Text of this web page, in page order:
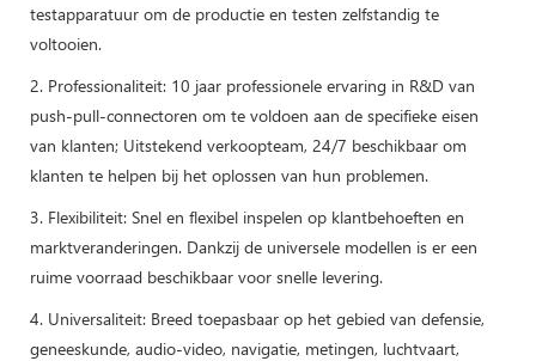
testapparatuur om de productie en testen zelfstandig te
voltooien.
2. Professionaliteit: 10 jaar professionele ervaring in R&D van
push-pull-connectoren om te voldoen aan de specifieke eisen
van klanten; Uitstekend verkoopteam, 24/7 beschikbaar om
klanten te helpen bij het oplossen van hun problemen.
3. Flexibiliteit: Snel en flexibel inspelen op klantbehoeften en
marktveranderingen. Dankzij de universele modellen is er een
ruime voorraad beschikbaar voor snelle levering.
4. Universaliteit: Breed toepasbaar op het gebied van defensie,
geneeskunde, audio-video, navigatie, metingen, luchtvaart,